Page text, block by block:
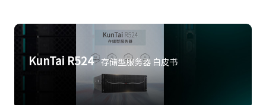
KunTai R524 存储型服务器 白皮书